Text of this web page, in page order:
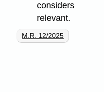
considers
relevant.
M.R. 12/2025